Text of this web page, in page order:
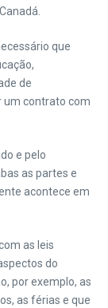
que
de
um contrato com
e pelo
as partes e
acontece em
as leis
do
por exemplo, as
as férias e que